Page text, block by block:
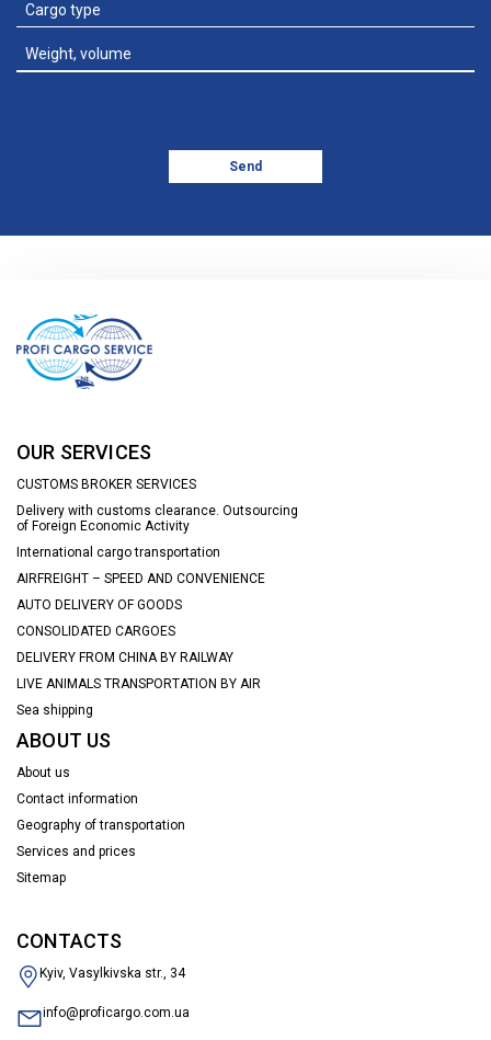
Add file
Send
OUR SERVICES
CUSTOMS BROKER SERVICES
Delivery with customs clearance. Outsourcing
of Foreign Economic Activity
International cargo transportation
AIRFREIGHT – SPEED AND CONVENIENCE
AUTO DELIVERY OF GOODS
CONSOLIDATED CARGOES
DELIVERY FROM CHINA BY RAILWAY
LIVE ANIMALS TRANSPORTATION BY AIR
Sea shipping
ABOUT US
About us
Contact information
Geography of transportation
Services and prices
Sitemap
CONTACTS
Kyiv, Vasylkivska str., 34
info@proficargo.com.ua